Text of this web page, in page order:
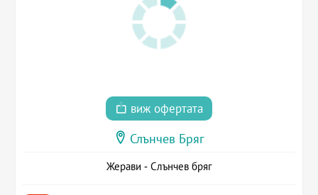
виж офертата
Слънчев Бряг
Жерави - Слънчев бряг